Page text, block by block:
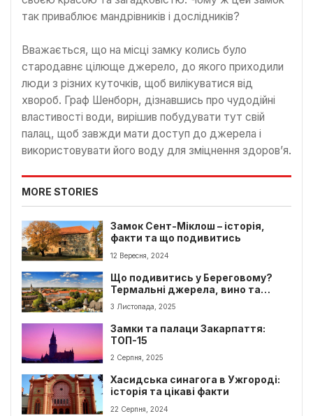
так приваблює мандрівників і дослідників?
Вважається, що на місці замку колись було
стародавнє цілюще джерело, до якого приходили
люди з різних куточків, щоб вилікуватися від
хвороб. Граф Шенборн, дізнавшись про чудодійні
властивості води, вирішив побудувати тут свій
палац, щоб завжди мати доступ до джерела і
використовувати його воду для зміцнення здоров’я.
MORE STORIES
Замок Сент-Міклош – історія,
факти та що подивитись
12 Вересня, 2024
Що подивитись у Береговому?
Термальні джерела, вино та
архітектура старого міста
3 Листопада, 2025
Замки та палаци Закарпаття:
ТОП-15
2 Серпня, 2025
Хасидська синагога в Ужгороді:
історія та цікаві факти
22 Серпня, 2024